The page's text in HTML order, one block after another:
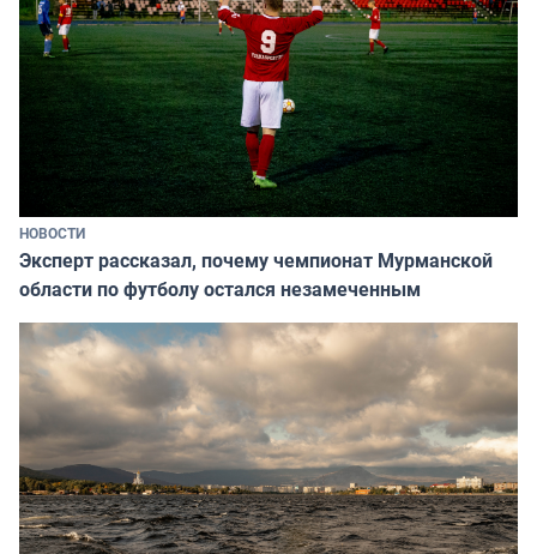
НОВОСТИ
Эксперт рассказал, почему чемпионат Мурманской
области по футболу остался незамеченным